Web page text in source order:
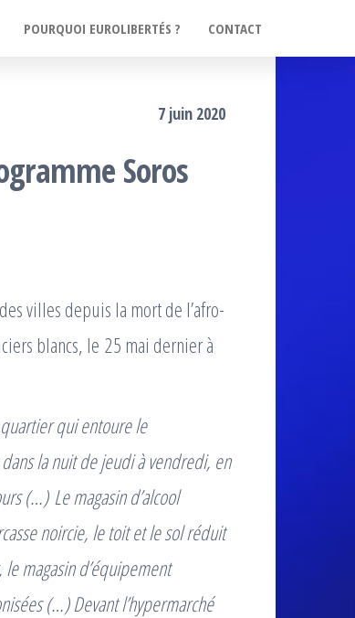
POURQUOI EUROLIBERTÉS ? CONTACT
7 juin 2020
Soros
villes depuis la mort de l’afro-
blancs, le 25 mai dernier à
qui entoure le
la nuit de jeudi à vendredi, en
(…) Le magasin d’alcool
noircie, le toit et le sol réduit
magasin d’équipement
(…) Devant l’hypermarché